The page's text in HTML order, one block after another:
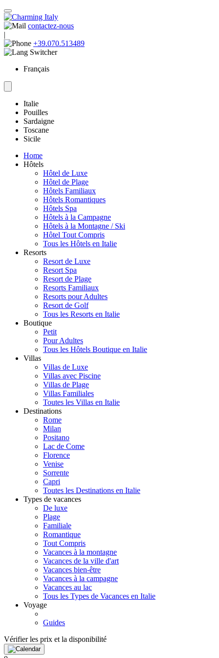
contactez-nous
|
+39.070.513489
Français
Italie
Pouilles
Sardaigne
Toscane
Sicile
Home
Hôtels
Hôtel de Luxe
Hôtel de Plage
Hôtels Familiaux
Hôtels Romantiques
Hôtels Spa
Hôtels à la Campagne
Hôtels à la Montagne / Ski
Hôtel Tout Compris
Tous les Hôtels en Italie
Resorts
Resort de Luxe
Resort Spa
Resort de Plage
Resorts Familiaux
Resorts pour Adultes
Resort de Golf
Tous les Resorts en Italie
Boutique
Petit
Pour Adultes
Tous les Hôtels Boutique en Italie
Villas
Villas de Luxe
Villas avec Piscine
Villas de Plage
Villas Familiales
Toutes les Villas en Italie
Destinations
Rome
Milan
Positano
Lac de Come
Florence
Venise
Sorrente
Capri
Toutes les Destinations en Italie
Types de vacances
De luxe
Plage
Familiale
Romantique
Tout Compris
Vacances à la montagne
Vacances de la ville d'art
Vacances bien-être
Vacances à la campagne
Vacances au lac
Tous les Types de Vacances en Italie
Voyage
Guides
Vérifier les prix et la disponibilité